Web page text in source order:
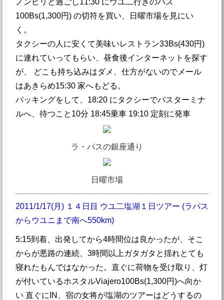
ノンビリと過ごし11:30 にウユ二行きのバス
100Bs(1,300円) の切符を買い、日曜市場を見にい
く。
タクシーの人に安くて美味いレストラン33Bs(430円)
に連れていってもらい、昼食後インターネットを探す
が、 どこも持ち込みはダメ、仕方がないのでメール
はあきらめ15:30 家へもどる。
パッキングをして、18:20 にタクシーでパスターミナ
ルへ、待つこと10分 18:45乗車 19:10 定刻に発車
ラ・パスの銀座通り
日曜市場
2011/1/17(月) １４日目 ウユ二塩湖１日ツアー (ラパス
からウユニまで南へ550km)
5:15到着、出発してから4時間位は良かったが、そこ
からが悪路の連続、3時間以上ガタガタと揺れとても
寝れたもんではなかった。直ぐに荷物を受け取り、灯
が付いているホスタルViajero100Bs(1,300円)へ向か
い 直ぐにIN、宿の女将が塩湖のツアーはどうするの